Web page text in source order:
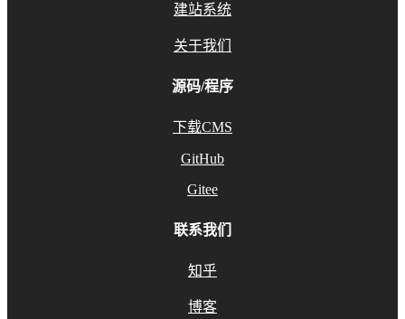
建站系统
关于我们
源码/程序
下载CMS
GitHub
Gitee
联系我们
知乎
博客